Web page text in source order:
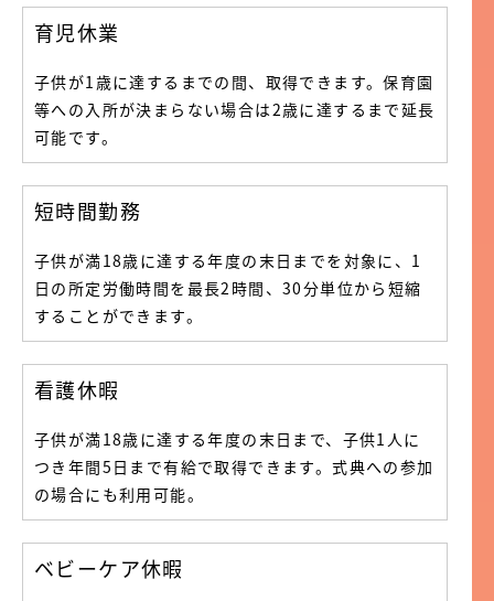
育児休業
子供が1歳に達するまでの間、取得できます。保育園
等への入所が決まらない場合は2歳に達するまで延長
可能です。
短時間勤務
子供が満18歳に達する年度の末日までを対象に、1
日の所定労働時間を最長2時間、30分単位から短縮
することができます。
看護休暇
子供が満18歳に達する年度の末日まで、子供1人に
つき年間5日まで有給で取得できます。式典への参加
の場合にも利用可能。
ベビーケア休暇